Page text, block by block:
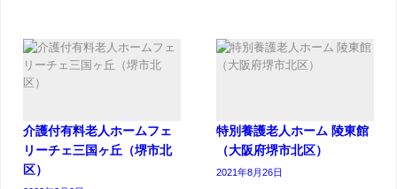
介護付有料老人ホームフェ
リーチェ三国ヶ丘（堺市北
区）
特別養護老人ホーム 陵東館
（大阪府堺市北区）
2021年8月26日